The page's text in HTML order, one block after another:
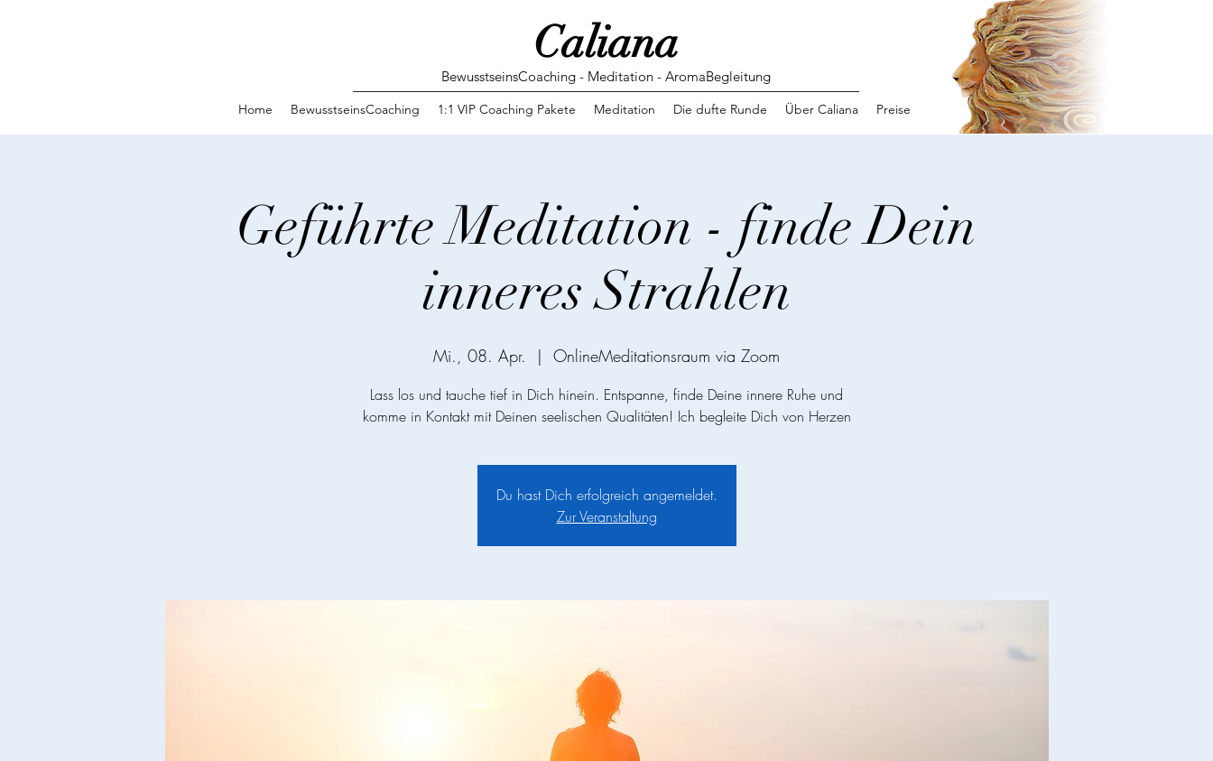
Caliana
BewusstseinsCoaching - Meditation - AromaBegleitung
Home BewusstseinsCoaching 1:1 VIP Coaching Pakete Meditation Die dufte Runde Über Caliana Preise
Geführte Meditation - finde Dein
inneres Strahlen
Mi., 08. Apr.
  |
OnlineMeditationsraum via Zoom
Lass los und tauche tief in Dich hinein. Entspanne, finde Deine innere Ruhe und
komme in Kontakt mit Deinen seelischen Qualitäten! Ich begleite Dich von Herzen
Du hast Dich erfolgreich angemeldet.
Zur Veranstaltung